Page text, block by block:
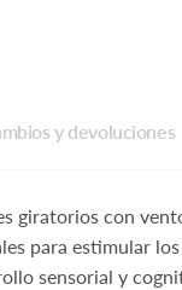
y devoluciones
giratorios con
para estimular
sensorial y